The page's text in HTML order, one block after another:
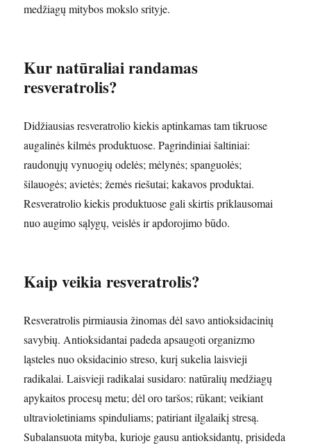
medžiagų mitybos mokslo srityje.
Kur natūraliai randamas
resveratrolis?
Didžiausias resveratrolio kiekis aptinkamas tam tikruose
augalinės kilmės produktuose. Pagrindiniai šaltiniai:
raudonųjų vynuogių odelės; mėlynės; spanguolės;
šilauogės; avietės; žemės riešutai; kakavos produktai.
Resveratrolio kiekis produktuose gali skirtis priklausomai
nuo augimo sąlygų, veislės ir apdorojimo būdo.
Kaip veikia resveratrolis?
Resveratrolis pirmiausia žinomas dėl savo antioksidacinių
savybių. Antioksidantai padeda apsaugoti organizmo
ląsteles nuo oksidacinio streso, kurį sukelia laisvieji
radikalai. Laisvieji radikalai susidaro: natūralių medžiagų
apykaitos procesų metu; dėl oro taršos; rūkant; veikiant
ultravioletiniams spinduliams; patiriant ilgalaikį stresą.
Subalansuota mityba, kurioje gausu antioksidantų, prisideda